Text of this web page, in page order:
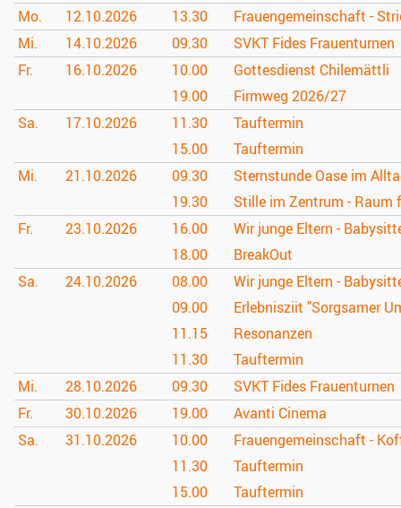
Mo.
12.10.2026 13.30
Frauengemeinschaft -
Mi.
14.10.2026 09.30
SVKT Fides Frauenturnen
Fr.
16.10.2026 10.00
Gottesdienst Chilemättli
19.00
Firmweg 2026/27
Sa.
17.10.2026 11.30
Tauftermin
15.00
Tauftermin
Mi.
21.10.2026 09.30
Sternstunde Oase im
19.30
Stille im Zentrum - Raum
Fr.
23.10.2026 16.00
Wir junge Eltern -
18.00
BreakOut
Sa.
24.10.2026 08.00
Wir junge Eltern -
09.00
Erlebnisziit "Sorgsamer
11.15
Resonanzen
11.30
Tauftermin
Mi.
28.10.2026 09.30
SVKT Fides Frauenturnen
Fr.
30.10.2026 19.00
Avanti Cinema
Sa.
31.10.2026 10.00
Frauengemeinschaft -
11.30
Tauftermin
15.00
Tauftermin